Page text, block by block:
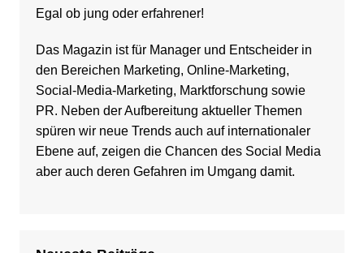
Egal ob jung oder erfahrener!
Das Magazin ist für Manager und Entscheider in
den Bereichen Marketing, Online-Marketing,
Social-Media-Marketing, Marktforschung sowie
PR. Neben der Aufbereitung aktueller Themen
spüren wir neue Trends auch auf internationaler
Ebene auf, zeigen die Chancen des Social Media
aber auch deren Gefahren im Umgang damit.